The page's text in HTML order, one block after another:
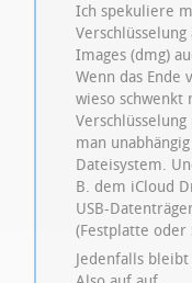
Ich spekuliere
Images (dmg)
Wenn das Ende
wieso schwenkt
man
Dateisystem.
B. dem iCloud
USB-
(Festplatte oder
Jedenfalls